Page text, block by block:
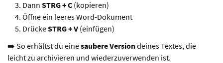
Dann STRG + C (kopieren)
Öffne ein leeres Word-Dokument
DrückeSTRG + V (einfügen)
➡️ So erhältst du einesaubere Versiondeines Textes, die
leicht zu archivieren und wiederzuverwenden ist.